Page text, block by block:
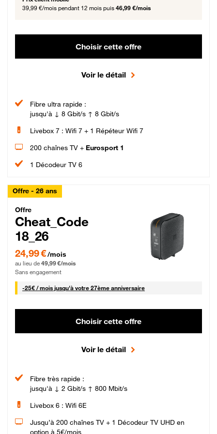
39,99 €/mois pendant 12 mois puis 46,99 €/mois
Choisir cette offre
Voir le détail
Fibre ultra rapide :
jusqu'à ↓ 8 Gbit/s ↑ 8 Gbit/s
Livebox 7 : Wifi 7 + 1 Répéteur Wifi 7
200 chaînes TV + Eurosport 1
1 Décodeur TV 6
Offre - 26 ans
Cheat_Code Fibre_18_26
Offre
Cheat_Code
18_26
24,99 € par mois pendant 0 mois puis 49,99 € par mois, Sans engagement
24,99 €/mois
au lieu de 49,99 €/mois
Sans engagement
-25€ / mois25 € par mois
jusqu'à votre 27ème anniversaire
Choisir cette offre
Voir le détail
Fibre très rapide :
jusqu'à ↓ 2 Gbit/s ↑ 800 Mbit/s
Livebox 6 : Wifi 6E
Jusqu’à 200 chaînes TV + 1 Décodeur TV UHD en
option à 5€/mois